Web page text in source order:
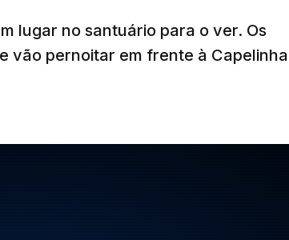
lugar no santuário para o ver. Os
vão pernoitar em frente à Capelinha